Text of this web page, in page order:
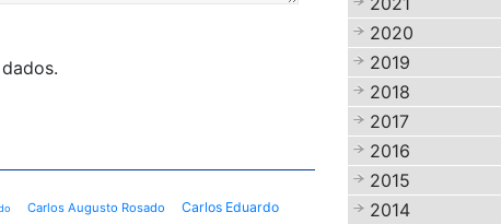
Carlos Augusto Rosado
Carlos Eduardo
2020
2019
2018
2017
2016
2015
2014